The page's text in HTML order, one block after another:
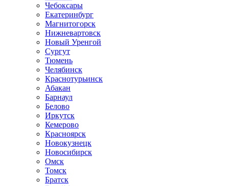
Чебоксары
Екатеринбург
Магнитогорск
Нижневартовск
Новый Уренгой
Сургут
Тюмень
Челябинск
Краснотурьинск
Абакан
Барнаул
Белово
Иркутск
Кемерово
Красноярск
Новокузнецк
Новосибирск
Омск
Томск
Братск